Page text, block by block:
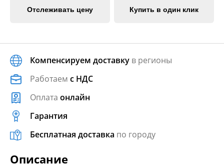
Отслеживать цену Купить в один клик
Компенсируем доставку в регионы
Работаем с НДС
Оплата онлайн
Гарантия
Бесплатная доставка по городу
Описание